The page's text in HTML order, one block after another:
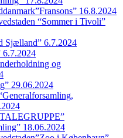
16.8.2024
“Sommer i Tivoli”
Sjælland” 6.7.2024
6.7.2024
og
29.06.2024
18.06.2024